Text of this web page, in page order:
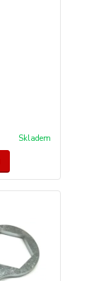
Skladem